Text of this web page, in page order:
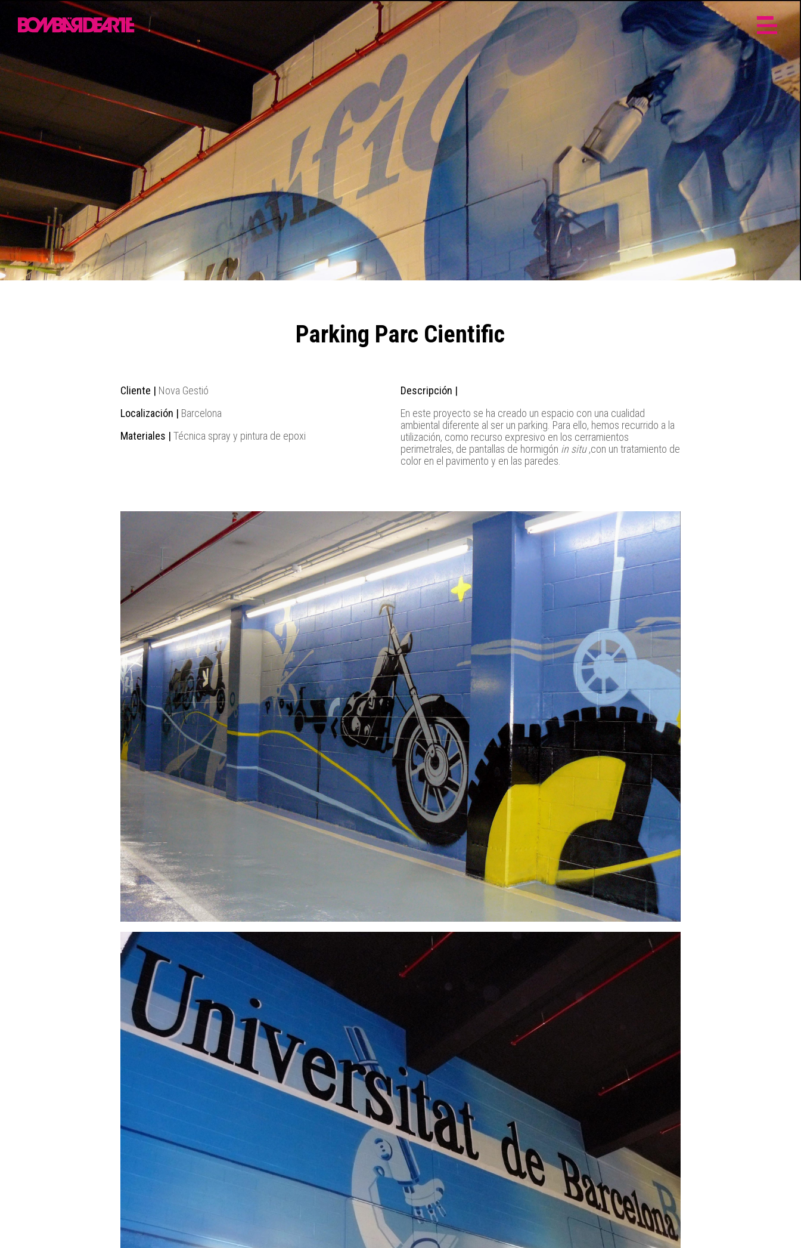
Parking Parc Cientific
Cliente | Nova Gestió
Localización | Barcelona
Materiales | Técnica spray y pintura de epoxi
Descripción |
En este proyecto se ha creado un espacio con una cualidad
ambiental diferente al ser un parking. Para ello, hemos recurrido a la
utilización, como recurso expresivo en los cerramientos
perimetrales, de pantallas de hormigón in situ,con un tratamiento de
color en el pavimento y en las paredes.